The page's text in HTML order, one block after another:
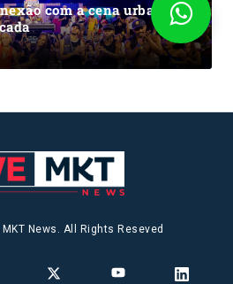
com a cena urbana
News. All Rights Reseved